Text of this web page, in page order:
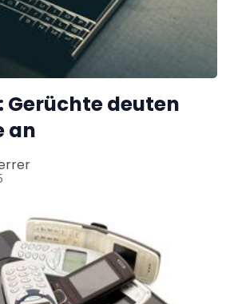
Gerüchte deuten
an